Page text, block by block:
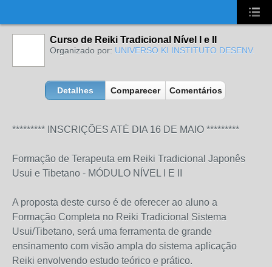
Curso de Reiki Tradicional Nível I e II
Organizado por: UNIVERSO KI INSTITUTO DESENV.
Detalhes Comparecer Comentários
********* INSCRIÇÕES ATÉ DIA 16 DE MAIO *********
Formação de Terapeuta em Reiki Tradicional Japonês
Usui e Tibetano - MÓDULO NÍVEL I E II
A proposta deste curso é de oferecer ao aluno a
Formação Completa no Reiki Tradicional Sistema
Usui/Tibetano, será uma ferramenta de grande
ensinamento com visão ampla do sistema aplicação
Reiki envolvendo estudo teórico e prático.